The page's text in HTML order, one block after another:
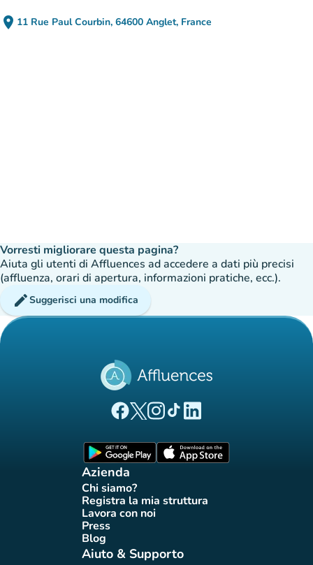
place 11 Rue Paul Courbin, 64600 Anglet, France
(apri in Google Maps)
(nuova scheda)
Vorresti migliorare questa pagina?
Aiuta gli utenti di Affluences ad accedere a dati più precisi
(affluenza, orari di apertura, informazioni pratiche, ecc.).
editSuggerisci una modifica
(nuova scheda)
(nuova scheda)
(nuova scheda)
(nuova scheda)
(nuova scheda)
Azienda
Chi siamo?(nuova scheda)
Registra la mia struttura
(nuova scheda)
Lavora con noi
(nuova scheda)
Press(nuova scheda)
Blog(nuova scheda)
Aiuto & Supporto